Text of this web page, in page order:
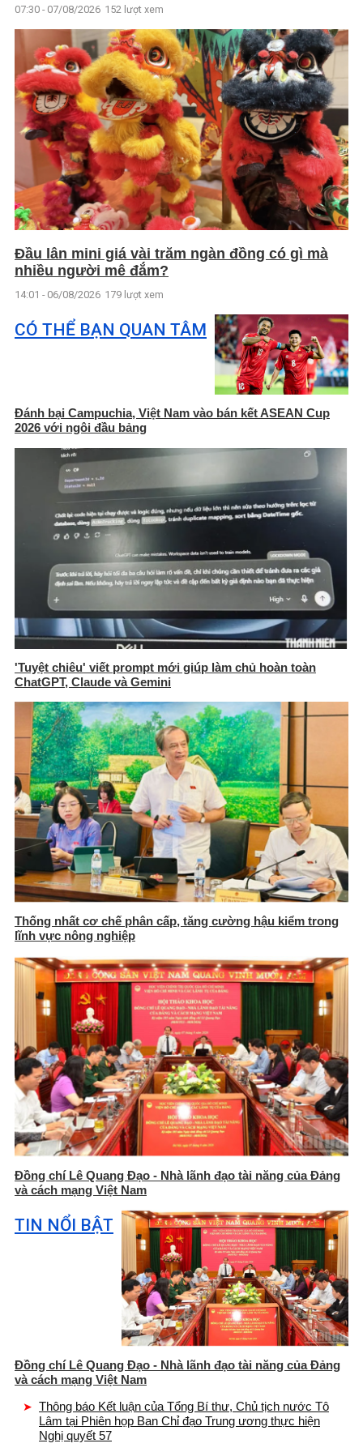
07:30 - 07/08/2026 152 lượt xem
Đầu lân mini giá vài trăm ngàn đồng có gì mà
nhiều người mê đắm?
14:01 - 06/08/2026 179 lượt xem
CÓ THỂ BẠN QUAN TÂM
Đánh bại Campuchia, Việt Nam vào bán kết ASEAN Cup
2026 với ngôi đầu bảng
'Tuyệt chiêu' viết prompt mới giúp làm chủ hoàn toàn
ChatGPT, Claude và Gemini
Thống nhất cơ chế phân cấp, tăng cường hậu kiểm trong
lĩnh vực nông nghiệp
Đồng chí Lê Quang Đạo - Nhà lãnh đạo tài năng của Đảng
và cách mạng Việt Nam
TIN NỔI BẬT
Đồng chí Lê Quang Đạo - Nhà lãnh đạo tài năng của Đảng
và cách mạng Việt Nam
Thông báo Kết luận của Tổng Bí thư, Chủ tịch nước Tô
Lâm tại Phiên họp Ban Chỉ đạo Trung ương thực hiện
Nghị quyết 57